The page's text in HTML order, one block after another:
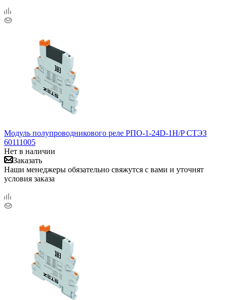
Модуль полупроводникового реле РПО-1-24D-1H/P СТЭЗ
60111005
Нет в наличии
Заказать
Наши менеджеры обязательно свяжутся с вами и уточнят
условия заказа